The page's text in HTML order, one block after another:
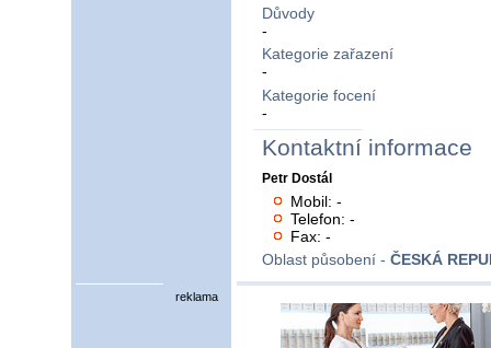
Důvody
-
Kategorie zařazení
-
Kategorie focení
-
Kontaktní informace
Petr Dostál
Mobil: -
Telefon: -
Fax: -
Oblast působení - ČESKÁ
reklama